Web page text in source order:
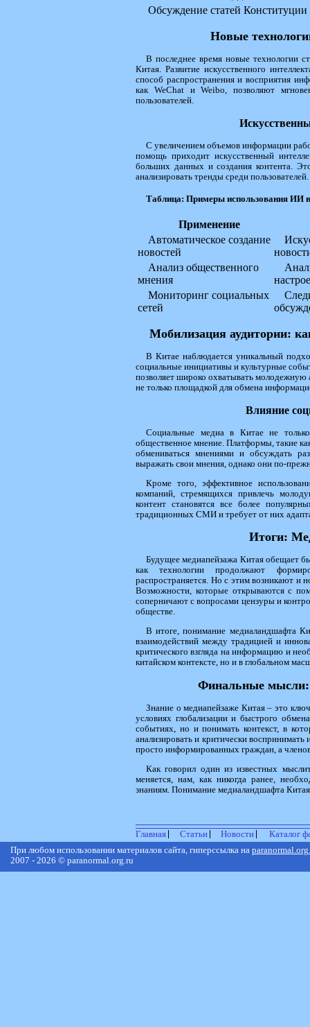
Обсуждение статей Конституции
Новые
В последнее время новые технологии
Китая. Развитие искусственного
способ распространения и восприятия
как WeChat и Weibo, позволяют
пользователей.
С увеличением объемов информации
помощь приходит искусственный
больших данных и создания контента.
анализировать тренды среди пользователей.
Таблица: Примеры использования ИИ
Применение
Автоматическое создание
новостей
Анализ общественного
мнения
Мониторинг социальных
сетей
Мобилизация аудитории:
В Китае наблюдается уникальный
социальные инициативы и культурные
позволяет широко охватывать
не только площадкой для обмена
Влияние
Социальные медиа в Китае не
общественное мнение. Платформы, такие
обмениваться мнениями и обсуждать
выражать свои мнения, однако они по-
Кроме того, эффективное
компаний, стремящихся привлечь
контент становятся все более
традиционных СМИ и требует от них
Итоги:
Будущее медиапейзажа Китая обещает
как технологии продолжают
распространяется. Но с этим возникают и
Возможности, которые открываются с
соперничают с вопросами цензуры и
обществе.
В итоге, понимание медиаландшафта
взаимодействий между традицией и
критического взгляда на информацию и
китайском контексте, но и в глобальном
Финальные мысли:
Знание о медиапейзаже Китая – это
условиях глобализации и быстрого
событиях, но и понимать контекст, в
анализировать и критически
просто информированных граждан, а
Как говорил один из известных
меняется, нам, как никогда ранее,
знаниям. Понимание медиаландшафта
Главная Статьи Новости
Каталог
При любом использовании материалов сайта, гиперссылка на
2007 - 2026 © paranormal.org.ru